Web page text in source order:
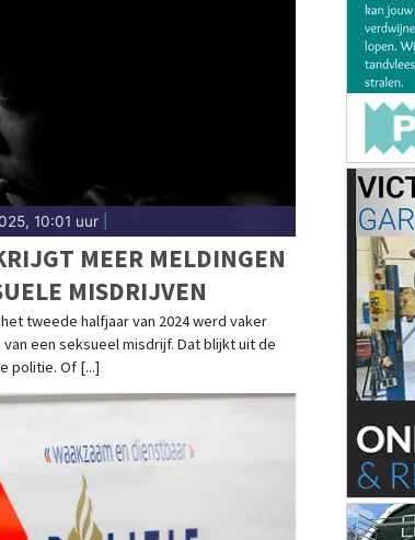
10:01 uur|
MEER MELDINGEN
MISDRIJVEN
het tweede halfjaar van 2024 werd vaker
een seksueel misdrijf. Dat blijkt uit de
politie. Of [...]